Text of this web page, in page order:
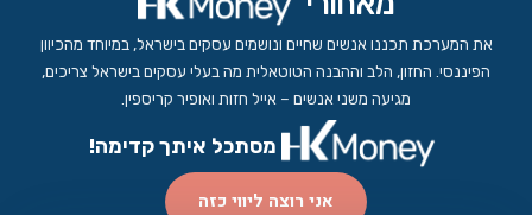
את המערכת תכננו אנשים שחיים ונושמים עסקים בישראל, במיוחד מהכיוון
הפיננסי. החזון, הלב וההבנה הטוטאלית מה בעלי עסקים בישראל צריכים,
מגיעה משני אנשים – אייל חזות ואופיר קריספין.
מסתכל איתך קדימה!
אני רוצה ליווי כזה